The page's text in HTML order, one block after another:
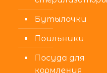
Бутылочки
Поильники
Посуда для
кормления